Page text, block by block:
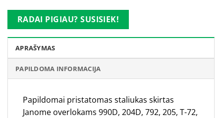
RADAI PIGIAU? SUSISIEK!
APRAŠYMAS
PAPILDOMA INFORMACIJA
Papildomai pristatomas staliukas skirtas
Janome overlokams 990D, 204D, 792, 205, T-72,